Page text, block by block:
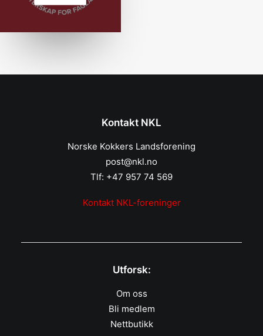
Kontakt NKL
Norske Kokkers Landsforening
post@nkl.no
Tlf: +47 957 74 569
Kontakt NKL-foreninger
Utforsk:
Om oss
Bli medlem
Nettbutikk